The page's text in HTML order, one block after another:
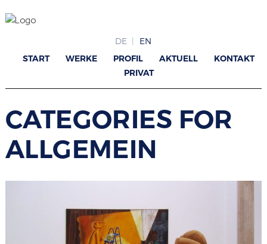
DE EN
START WERKE PROFIL AKTUELL
KONTAKT
PRIVAT
CATEGORIES FOR
ALLGEMEIN